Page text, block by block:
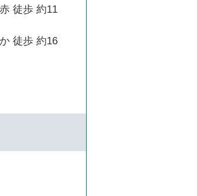
徒歩 約11
徒歩 約16